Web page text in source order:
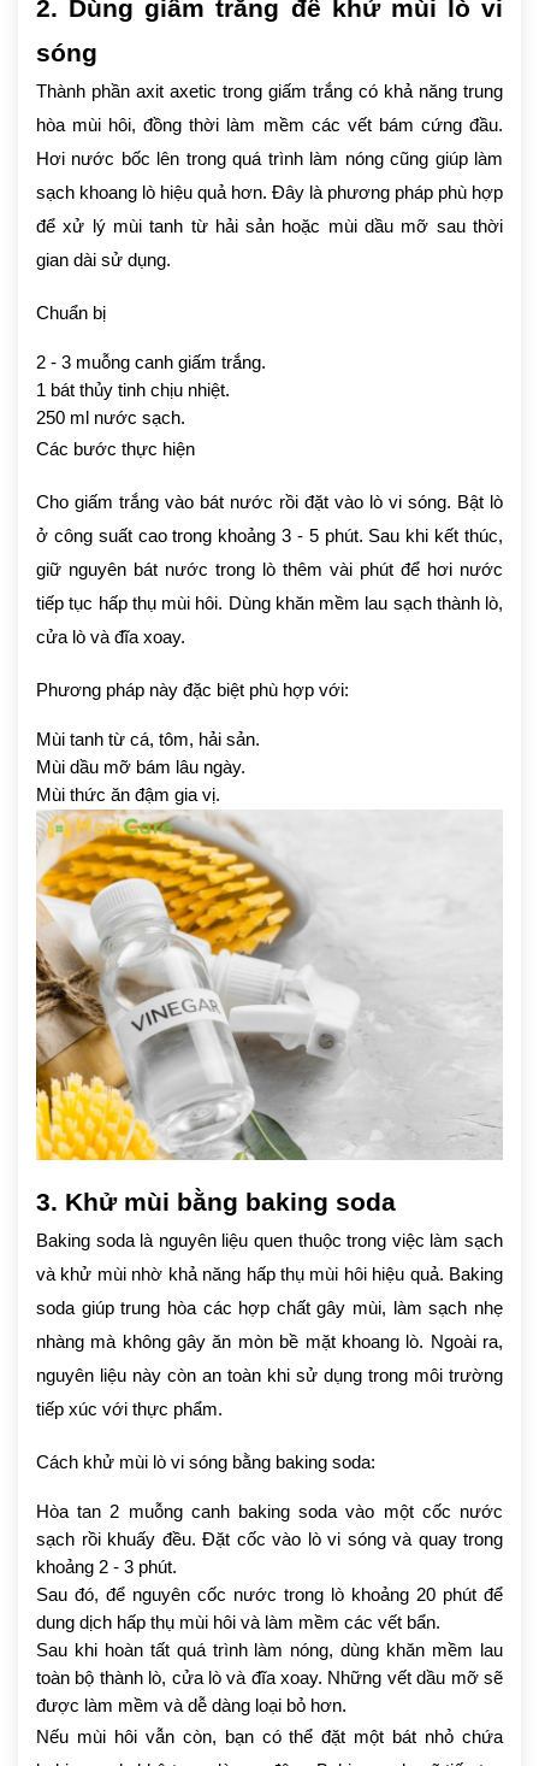
2. Dùng giấm trắng để khử mùi lò vi
sóng
Thành phần axit axetic trong giấm trắng có khả năng trung
hòa mùi hôi, đồng thời làm mềm các vết bám cứng đầu.
Hơi nước bốc lên trong quá trình làm nóng cũng giúp làm
sạch khoang lò hiệu quả hơn. Đây là phương pháp phù hợp
để xử lý mùi tanh từ hải sản hoặc mùi dầu mỡ sau thời
gian dài sử dụng.
Chuẩn bị
2 - 3 muỗng canh giấm trắng.
1 bát thủy tinh chịu nhiệt.
250 ml nước sạch.
Các bước thực hiện
Cho giấm trắng vào bát nước rồi đặt vào lò vi sóng. Bật lò
ở công suất cao trong khoảng 3 - 5 phút. Sau khi kết thúc,
giữ nguyên bát nước trong lò thêm vài phút để hơi nước
tiếp tục hấp thụ mùi hôi. Dùng khăn mềm lau sạch thành lò,
cửa lò và đĩa xoay.
Phương pháp này đặc biệt phù hợp với:
Mùi tanh từ cá, tôm, hải sản.
Mùi dầu mỡ bám lâu ngày.
Mùi thức ăn đậm gia vị.
3. Khử mùi bằng baking soda
Baking soda là nguyên liệu quen thuộc trong việc làm sạch
và khử mùi nhờ khả năng hấp thụ mùi hôi hiệu quả. Baking
soda giúp trung hòa các hợp chất gây mùi, làm sạch nhẹ
nhàng mà không gây ăn mòn bề mặt khoang lò. Ngoài ra,
nguyên liệu này còn an toàn khi sử dụng trong môi trường
tiếp xúc với thực phẩm.
Cách khử mùi lò vi sóng bằng baking soda:
Hòa tan 2 muỗng canh baking soda vào một cốc nước
sạch rồi khuấy đều. Đặt cốc vào lò vi sóng và quay trong
khoảng 2 - 3 phút.
Sau đó, để nguyên cốc nước trong lò khoảng 20 phút để
dung dịch hấp thụ mùi hôi và làm mềm các vết bẩn.
Sau khi hoàn tất quá trình làm nóng, dùng khăn mềm lau
toàn bộ thành lò, cửa lò và đĩa xoay. Những vết dầu mỡ sẽ
được làm mềm và dễ dàng loại bỏ hơn.
Nếu mùi hôi vẫn còn, bạn có thể đặt một bát nhỏ chứa